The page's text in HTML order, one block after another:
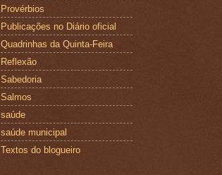
Provérbios
Publicações no Diário oficial
Quadrinhas da Quinta-Feira
Reflexão
Sabedoria
Salmos
saúde
saúde municipal
Textos do blogueiro